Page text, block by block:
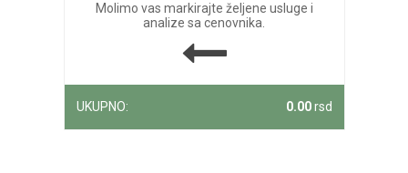
Molimo vas markirajte željene usluge i
analize sa cenovnika.
UKUPNO: 0.00rsd